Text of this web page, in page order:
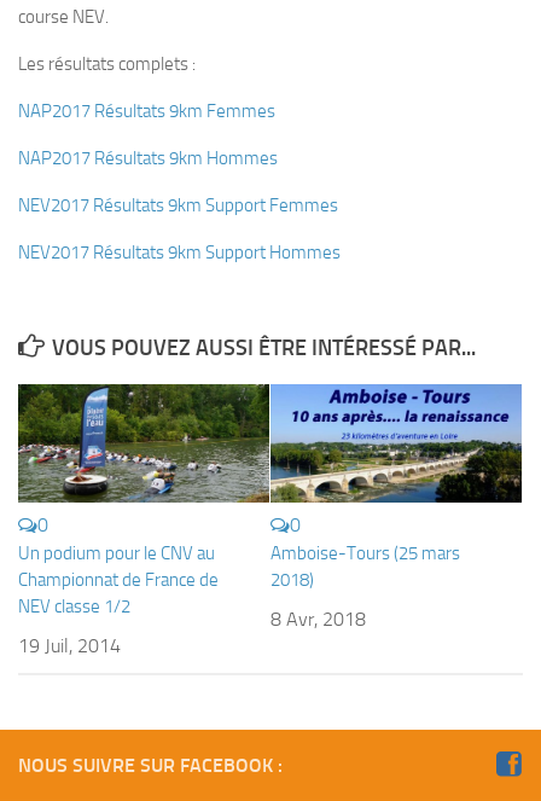
APNEE
SORTIES
Sorties 2026
Sorties 2022
Sorties 2021
Sorties 2020
Sorties 2018
sorties 2017
Sorties 2016
Sorties 2014
BIO SUB
course NEV.
Les résultats complets :
NAP2017 Résultats 9km Femmes
NAP2017 Résultats 9km Hommes
NEV2017 Résultats 9km Support Femmes
NEV2017 Résultats 9km Support Hommes
VOUS POUVEZ AUSSI ÊTRE INTÉRESSÉ PAR...
0
Un podium pour le CNV au
Championnat de France de
NEV classe 1/2
19 Juil, 2014
0
Amboise-Tours (25 mars
2018)
8 Avr, 2018
NOUS SUIVRE SUR FACEBOOK :